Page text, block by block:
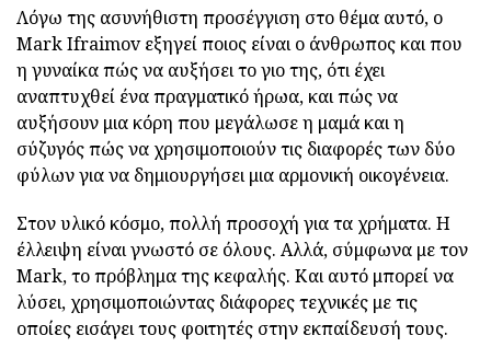
Λόγω της ασυνήθιστη προσέγγιση στο θέμα αυτό, ο
Mark Ifraimov εξηγεί ποιος είναι ο άνθρωπος και που
η γυναίκα πώς να αυξήσει το γιο της, ότι έχει
αναπτυχθεί ένα πραγματικό ήρωα, και πώς να
αυξήσουν μια κόρη που μεγάλωσε η μαμά και η
σύζυγός πώς να χρησιμοποιούν τις διαφορές των δύο
φύλων για να δημιουργήσει μια αρμονική οικογένεια.
Στον υλικό κόσμο, πολλή προσοχή για τα χρήματα. Η
έλλειψη είναι γνωστό σε όλους. Αλλά, σύμφωνα με τον
Mark, το πρόβλημα της κεφαλής. Και αυτό μπορεί να
λύσει, χρησιμοποιώντας διάφορες τεχνικές με τις
οποίες εισάγει τους φοιτητές στην εκπαίδευσή τους.